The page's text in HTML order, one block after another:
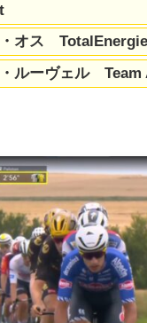
オス
ルーヴェル Team